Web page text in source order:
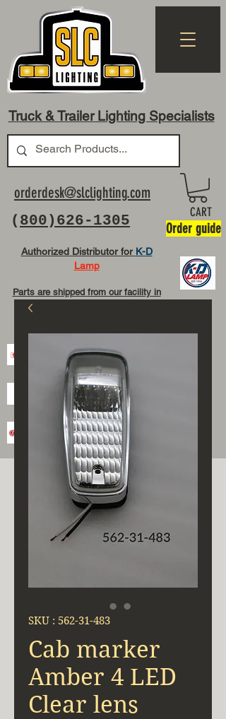
Truck & Trailer Lighting Specialists
( 800)626-1305
orderdesk@slclighting.com
Authorized Distributor for K-D
Lamp
Parts are shipped from our facility in
CART
Order guide
SKU : 562-31-483
Cab marker
Amber 4 LED
Clear lens